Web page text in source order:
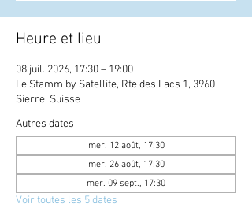
Heure et lieu
08 juil. 2026, 17:30 – 19:00
Le Stamm by Satellite, Rte des Lacs 1, 3960
Sierre, Suisse
Autres dates
mer. 12 août, 17:30
mer. 26 août, 17:30
mer. 09 sept., 17:30
Voir toutes les 5 dates